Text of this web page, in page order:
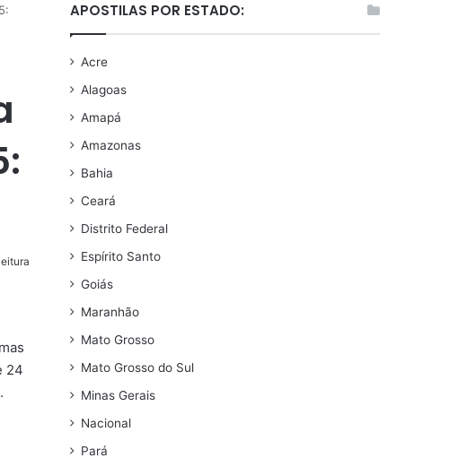
24
APOSTILAS POR ESTADO:
Acre
Alagoas
Amapá
Amazonas
Bahia
Ceará
Distrito Federal
Espírito Santo
Goiás
Maranhão
Mato Grosso
Mato Grosso do Sul
Minas Gerais
Nacional
Pará